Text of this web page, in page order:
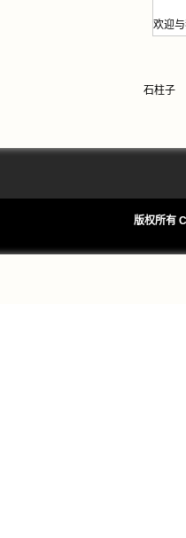
欢迎
石柱子
版权所有